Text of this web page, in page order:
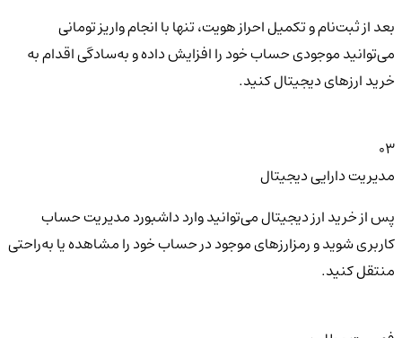
بعد از ثبت‌نام و تکمیل احراز هویت، تنها با انجام واریز تومانی
می‌توانید موجودی حساب خود را افزایش داده و به‌سادگی اقدام به
خرید ارزهای دیجیتال کنید.
03
مدیریت دارایی دیجیتال
پس از خرید ارز دیجیتال می‌توانید وارد داشبورد مدیریت حساب
کاربری شوید و رمزارزهای موجود در حساب خود را مشاهده یا به‌راحتی
منتقل کنید.